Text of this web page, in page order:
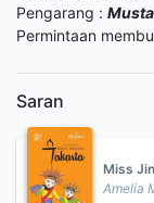
Pengarang :
Permintaan
Saran
Miss
Amelia